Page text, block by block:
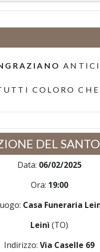
COLORO
DEL
Data: 06/02/2025
Ora: 19:00
Casa Funeraria
Leinì (TO)
Indirizzo: Via Caselle 69